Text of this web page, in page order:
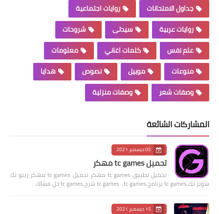
جداول الامتحانات
روايات اجتماعية
روايات عربية
سيدتى
شروحات
علم نفس
كلمات اغاني
معلومات
منوعات
موبيل نصوص
هدايا
وصفات شعر
وصفات منزلية
المشاركات الشائعة
05 ديسمبر 2021
تحميل tc games مهكر
تحميل تطبيق tc games مهكر تحميل tc games مهكر زينو ثك
سوبر تك,tc games برنامج,tc games ,tc games شرح,tc games حل مشاك…
15 ديسمبر 2021